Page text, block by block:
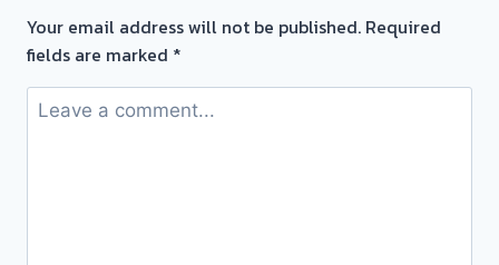
รับ
ถึง
โรง
Your email address will not be published. Required
fields are marked *